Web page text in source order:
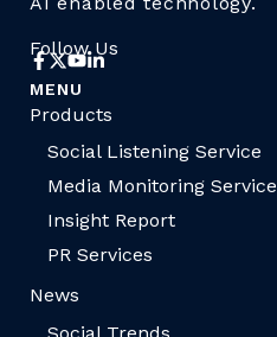
Follow Us
MENU
Products
Social Listening Service
Media Monitoring Service
Insight Report
PR Services
News